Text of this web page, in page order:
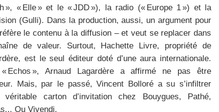
», « Elle » et le « JDD »), la radio (« Europe 1 ») et la
(Gulli). Dans la production, aussi, un argument pour
le contenu à la diffusion – et veut se replacer dans
de valeur. Surtout, Hachette Livre, propriété de
est le seul éditeur doté d’une aura internationale.
Echos », Arnaud Lagardère a affirmé ne pas être
Mais, par le passé, Vincent Bolloré a su s’infiltrer
véritable carton d’invitation chez Bouygues, Pathé,
Ou Vivendi.